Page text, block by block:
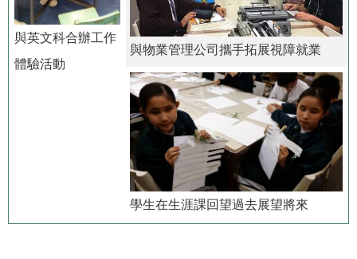
與英文科合辦工作
體驗活動
與物業管理公司攜手拓展視障就業
學生在生涯課回望過去展望將來